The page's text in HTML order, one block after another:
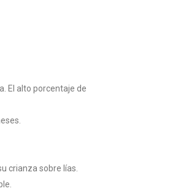
El alto porcentaje de
crianza sobre lías.